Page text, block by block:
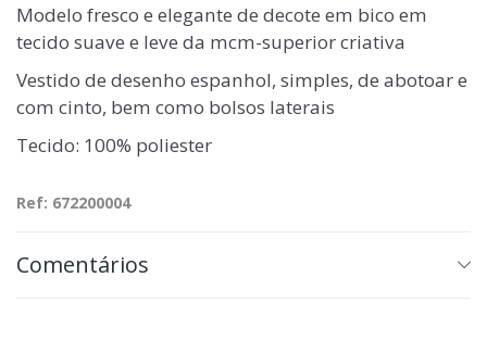
Modelo fresco e elegante de decote em bico em
tecido suave e leve da mcm-superior criativa
Vestido de desenho espanhol, simples, de abotoar e
com cinto, bem como bolsos laterais
Tecido: 100% poliester
Ref: 672200004
Comentários